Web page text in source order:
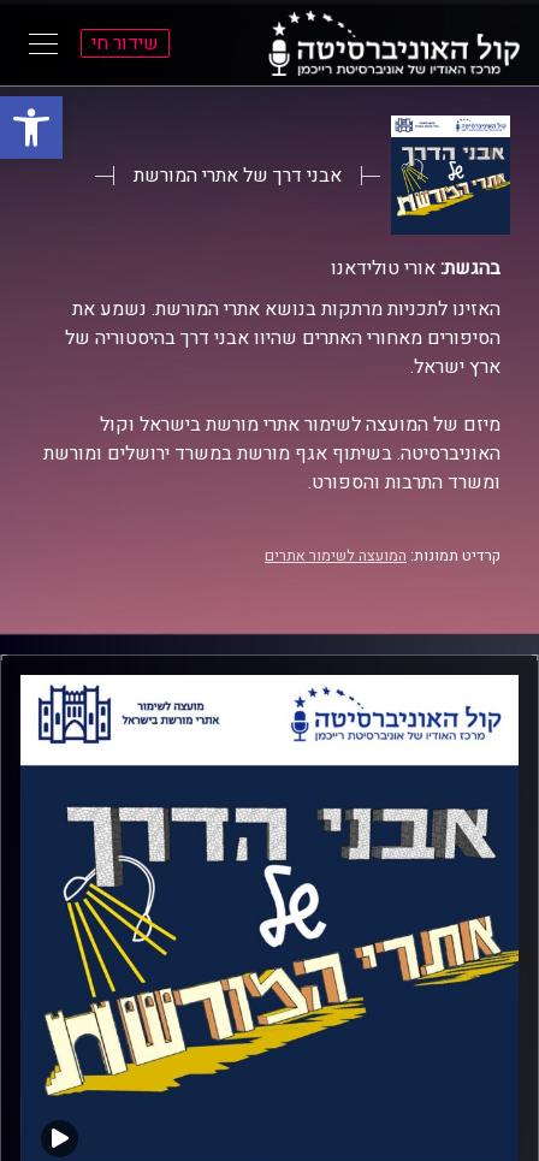
פתח
התפריט
הראשי
התוכן
הראשי
שידור חי
אבני דרך של אתרי המורשת
בהגשת:אורי טולידאנו
האזינו לתכניות מרתקות בנושא אתרי המורשת. נשמע את
הסיפורים מאחורי האתרים שהיוו אבני דרך בהיסטוריה של
ארץ ישראל.
מיזם של המועצה לשימור אתרי מורשת בישראל וקול
האוניברסיטה. בשיתוף אגף מורשת במשרד ירושלים ומורשת
ומשרד התרבות והספורט.
קרדיט תמונות: המועצה לשימור אתרים